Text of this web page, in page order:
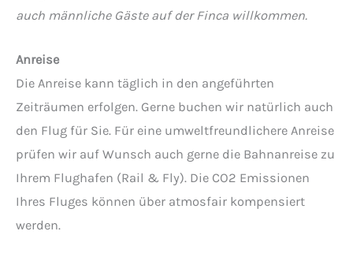
auch männliche Gäste auf der Finca willkommen.
Anreise
Die Anreise kann täglich in den angeführten
Zeiträumen erfolgen. Gerne buchen wir natürlich auch
den Flug für Sie. Für eine umweltfreundlichere Anreise
prüfen wir auf Wunsch auch gerne die Bahnanreise zu
Ihrem Flughafen (Rail & Fly). Die CO2 Emissionen
Ihres Fluges können über atmosfair kompensiert
werden.